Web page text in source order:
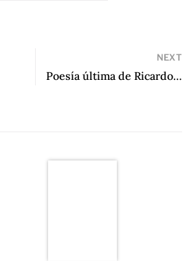
NEXT
Poesía última de Ricardo Peña Barrenechea